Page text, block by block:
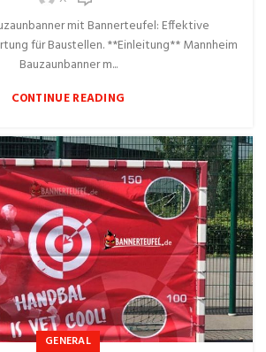
mit Bannerteufel: Effektive
für Baustellen. **Einleitung** Mannheim
Bauzaunbanner m...
CONTINUE READING
GENERAL